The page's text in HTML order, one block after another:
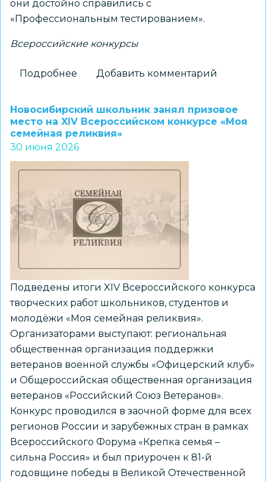
они достойно справились с
«Профессиональным тестированием».
Всероссийские конкурсы
Подробнее
новосибирского
лицея
вошла
в
заочного
этапа
конкурса
«Директор
Добавить комментарий
Новосибирский школьник занял призовое
место на XIV Всероссийском конкурсе «Моя
семейная реликвия»
30 июня 2026
Подведены итоги XIV Всероссийского конкурса
творческих работ школьников, студентов и
молодёжи «Моя семейная реликвия».
Организаторами выступают: региональная
общественная организация поддержки
ветеранов военной службы «Офицерский клуб»
и Общероссийская общественная организация
ветеранов «Российский Союз Ветеранов».
Конкурс проводился в заочной форме для всех
регионов России и зарубежных стран в рамках
Всероссийского Форума «Крепка семья –
сильна Россия» и был приурочен к 81-й
годовщине победы в Великой Отечественной